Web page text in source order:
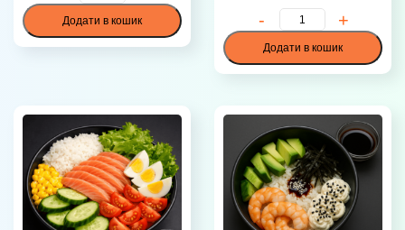
Додати в кошик
Додати в кошик